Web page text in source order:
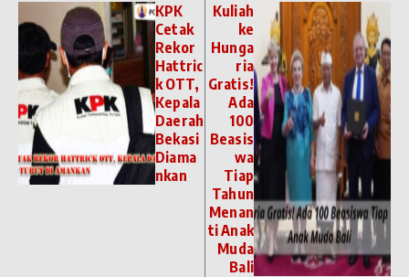
KPK
Cetak
Rekor
Hattric
k OTT,
Kepala
Daerah
Bekasi
Diama
nkan
Kuliah
ke
Hunga
ria
Gratis!
Ada
100
Beasis
wa
Tiap
Tahun
Menan
ti Anak
Muda
Bali